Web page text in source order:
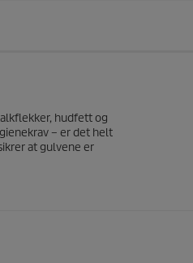
hudfett og
– er det helt
at gulvene er